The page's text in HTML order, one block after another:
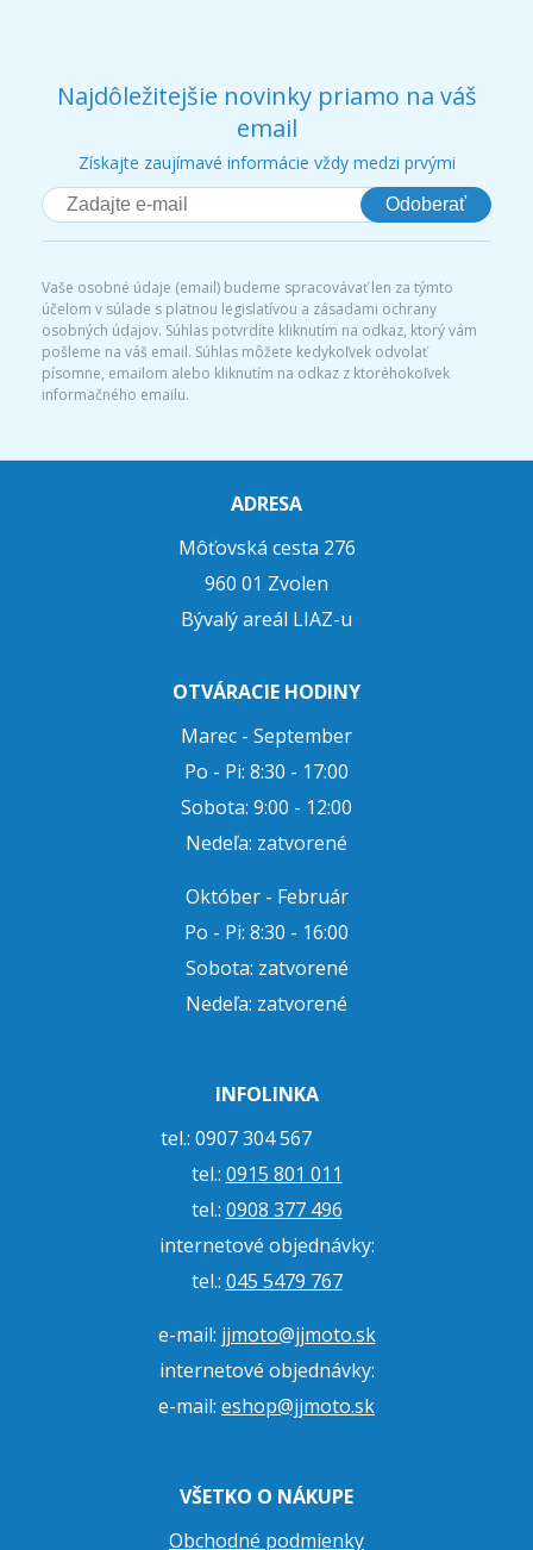
Najdôležitejšie novinky priamo na váš
email
Získajte zaujímavé informácie vždy medzi prvými
Odoberať
Vaše osobné údaje (email) budeme spracovávať len za týmto
účelom v súlade s platnou legislatívou a zásadami ochrany
osobných údajov. Súhlas potvrdíte kliknutím na odkaz, ktorý vám
pošleme na váš email. Súhlas môžete kedykoľvek odvolať
písomne, emailom alebo kliknutím na odkaz z ktoréhokoľvek
informačného emailu.
ADRESA
Môťovská cesta 276
960 01 Zvolen
Bývalý areál LIAZ-u
OTVÁRACIE HODINY
Marec - September
Po - Pi: 8:30 - 17:00
Sobota: 9:00 - 12:00
Nedeľa: zatvorené
Október - Február
Po - Pi: 8:30 - 16:00
Sobota: zatvorené
Nedeľa: zatvorené
INFOLINKA
tel.: 0907 304 567
tel.: 0915 801 011
tel.: 0908 377 496
internetové objednávky:
tel.: 045 5479 767
e-mail: jjmoto@jjmoto.sk
internetové objednávky:
e-mail: eshop@jjmoto.sk
VŠETKO O NÁKUPE
Obchodné podmienky